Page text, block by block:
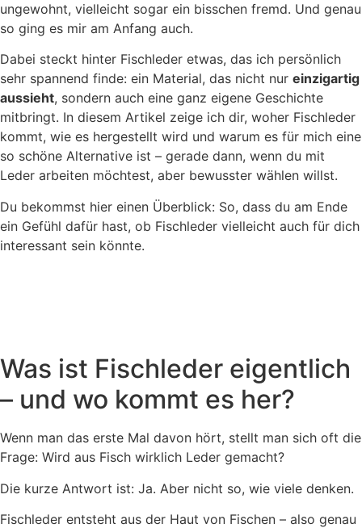
ungewohnt, vielleicht sogar ein bisschen fremd. Und genau
so ging es mir am Anfang auch.
Dabei steckt hinter Fischleder etwas, das ich persönlich
sehr spannend finde: ein Material, das nicht nur einzigartig
aussieht, sondern auch eine ganz eigene Geschichte
mitbringt. In diesem Artikel zeige ich dir, woher Fischleder
kommt, wie es hergestellt wird und warum es für mich eine
so schöne Alternative ist – gerade dann, wenn du mit
Leder arbeiten möchtest, aber bewusster wählen willst.
Du bekommst hier einen Überblick: So, dass du am Ende
ein Gefühl dafür hast, ob Fischleder vielleicht auch für dich
interessant sein könnte.
Was ist Fischleder eigentlich
– und wo kommt es her?
Wenn man das erste Mal davon hört, stellt man sich oft die
Frage: Wird aus Fisch wirklich Leder gemacht?
Die kurze Antwort ist: Ja. Aber nicht so, wie viele denken.
Fischleder entsteht aus der Haut von Fischen – also genau